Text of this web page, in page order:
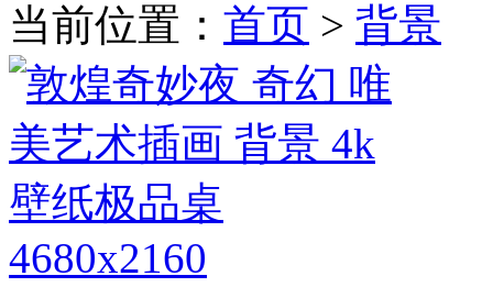
当前位置： 首页 > 背景
4680x2160